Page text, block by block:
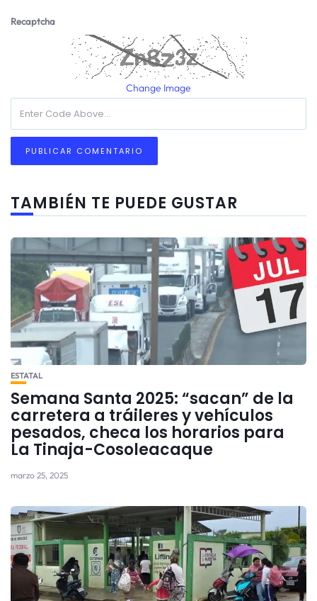
Recaptcha
Change Image
TAMBIÉN TE PUEDE GUSTAR
ESTATAL
Semana Santa 2025: “sacan” de la
carretera a tráileres y vehículos
pesados, checa los horarios para
La Tinaja-Cosoleacaque
marzo 25, 2025